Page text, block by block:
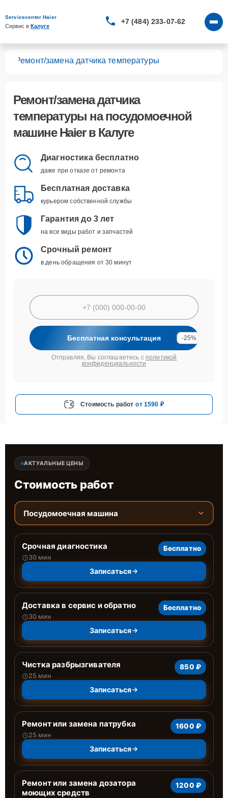
Servicecenter Haier
Сервис в Калуге
+7 (484) 233-07-62
Ремонт/замена датчика температуры
Ремонт/замена датчика
температуры на посудомоечной
машине Haier в Калуге
Диагностика бесплатно
даже при отказе от ремонта
Бесплатная доставка
курьером собственной службы
Гарантия до 3 лет
на все виды работ и запчастей
Срочный ремонт
в день обращения от 30 минут
Бесплатная консультация -25%
Отправляя, Вы соглашаетесь с политикой
конфиденциальности
Стоимость работ от 1590 ₽
АКТУАЛЬНЫЕ ЦЕНЫ
Стоимость работ
Посудомоечная машина
Срочная диагностика
30 мин
Бесплатно
Записаться
Доставка в сервис и обратно
30 мин
Бесплатно
Записаться
Чистка разбрызгивателя
25 мин
850 ₽
Записаться
Ремонт или замена патрубка
25 мин
1600 ₽
Записаться
Ремонт или замена дозатора
моющих средств
1200 ₽